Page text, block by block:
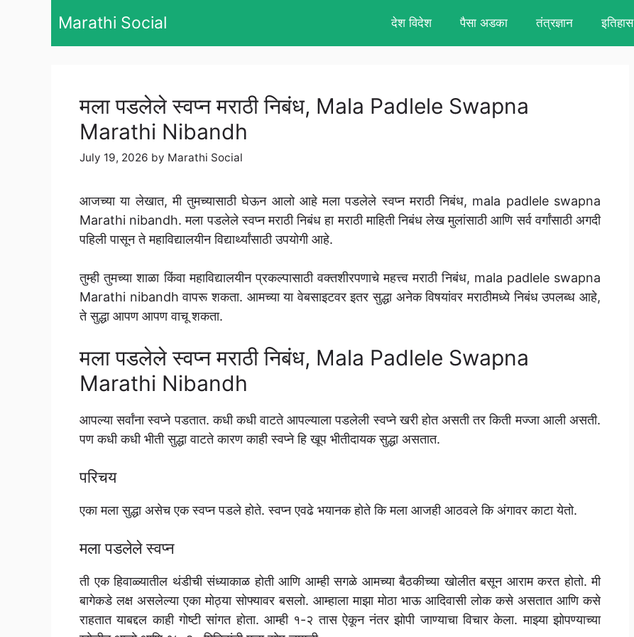
Marathi Social देश विदेश पैसा अडका तंत्रज्ञान इतिहास
मला पडलेले स्वप्न मराठी निबंध, Mala Padlele Swapna
Marathi Nibandh
July 19, 2026 by Marathi Social
आजच्या या लेखात, मी तुमच्यासाठी घेऊन आलो आहे मला पडलेले स्वप्न मराठी निबंध, mala padlele swapna
Marathi nibandh. मला पडलेले स्वप्न मराठी निबंध हा मराठी माहिती निबंध लेख मुलांसाठी आणि सर्व वर्गांसाठी अगदी
पहिली पासून ते महाविद्यालयीन विद्यार्थ्यांसाठी उपयोगी आहे.
तुम्ही तुमच्या शाळा किंवा महाविद्यालयीन प्रकल्पासाठी वक्तशीरपणाचे महत्त्व मराठी निबंध, mala padlele swapna
Marathi nibandh वापरू शकता. आमच्या या वेबसाइटवर इतर सुद्धा अनेक विषयांवर मराठीमध्ये निबंध उपलब्ध आहे,
ते सुद्धा आपण आपण वाचू शकता.
मला पडलेले स्वप्न मराठी निबंध, Mala Padlele Swapna
Marathi Nibandh
आपल्या सर्वांना स्वप्ने पडतात. कधी कधी वाटते आपल्याला पडलेली स्वप्ने खरी होत असती तर किती मज्जा आली असती.
पण कधी कधी भीती सुद्धा वाटते कारण काही स्वप्ने हि खूप भीतीदायक सुद्धा असतात.
परिचय
एका मला सुद्धा असेच एक स्वप्न पडले होते. स्वप्न एवढे भयानक होते कि मला आजही आठवले कि अंगावर काटा येतो.
मला पडलेले स्वप्न
ती एक हिवाळ्यातील थंडीची संध्याकाळ होती आणि आम्ही सगळे आमच्या बैठकीच्या खोलीत बसून आराम करत होतो. मी
बागेकडे लक्ष असलेल्या एका मोठ्या सोफ्यावर बसलो. आम्हाला माझा मोठा भाऊ आदिवासी लोक कसे असतात आणि कसे
राहतात याबद्दल काही गोष्टी सांगत होता. आम्ही १-२ तास ऐकून नंतर झोपी जाण्याचा विचार केला. माझ्या झोपण्याच्या